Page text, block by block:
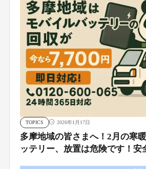
TOPICS 2026年1月17日
多摩地域の皆さまへ！2月の寒
ッテリー、放置は危険です！安